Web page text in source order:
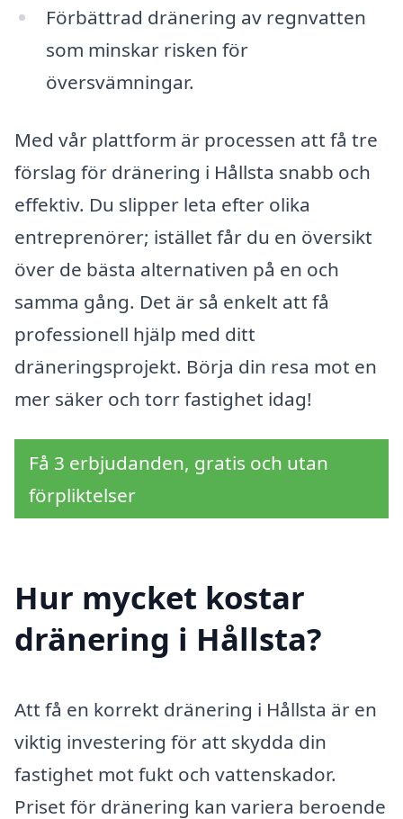
Förbättrad dränering av regnvatten
som minskar risken för
översvämningar.
Med vår plattform är processen att få tre
förslag för dränering i Hållsta snabb och
effektiv. Du slipper leta efter olika
entreprenörer; istället får du en översikt
över de bästa alternativen på en och
samma gång. Det är så enkelt att få
professionell hjälp med ditt
dräneringsprojekt. Börja din resa mot en
mer säker och torr fastighet idag!
Få 3 erbjudanden, gratis och utan
förpliktelser
Hur mycket kostar
dränering i Hållsta?
Att få en korrekt dränering i Hållsta är en
viktig investering för att skydda din
fastighet mot fukt och vattenskador.
Priset för dränering kan variera beroende